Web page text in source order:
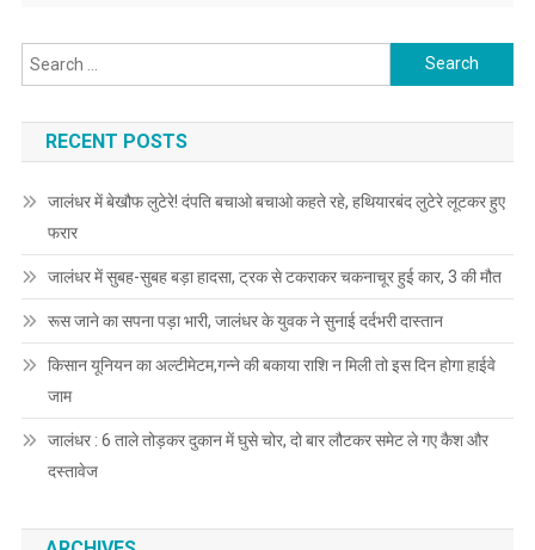
Search for:
RECENT POSTS
जालंधर में बेखौफ लुटेरे! दंपति बचाओ बचाओ कहते रहे, हथियारबंद लुटेरे लूटकर हुए
फरार
जालंधर में सुबह-सुबह बड़ा हादसा, ट्रक से टकराकर चकनाचूर हुई कार, 3 की मौत
रूस जाने का सपना पड़ा भारी, जालंधर के युवक ने सुनाई दर्दभरी दास्तान
किसान यूनियन का अल्टीमेटम,गन्ने की बकाया राशि न मिली तो इस दिन होगा हाईवे
जाम
जालंधर : 6 ताले तोड़कर दुकान में घुसे चोर, दो बार लौटकर समेट ले गए कैश और
दस्तावेज